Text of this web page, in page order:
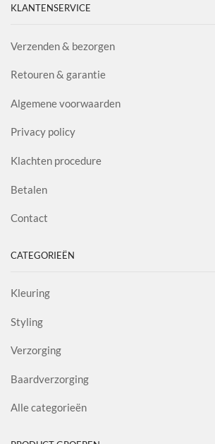
KLANTENSERVICE
Verzenden & bezorgen
Retouren & garantie
Algemene voorwaarden
Privacy policy
Klachten procedure
Betalen
Contact
CATEGORIEËN
Kleuring
Styling
Verzorging
Baardverzorging
Alle categorieën